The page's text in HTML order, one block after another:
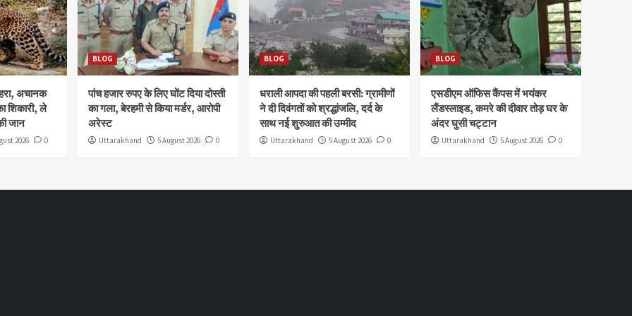
अचानक
शिकारी, ले
जान
2026 0
BLOG
पांच हजार रुपए के लिए घोंट दिया दोस्ती
का गला, बेरहमी से किया मर्डर, आरोपी
अरेस्ट
Uttarakhand 5 August 2026 0
BLOG
धराली आपदा की पहली बरसी: ग्रामीणों
ने दी दिवंगतों को श्रद्धांजलि, दर्द के
साथ नई शुरुआत की उम्मीद
Uttarakhand 5 August 2026 0
BLOG
एसडीएम ऑफिस कैंपस में भयंकर
लैंडस्लाइड, कमरे की दीवार तोड़ घर के
अंदर घुसी चट्टान
Uttarakhand 5 August 2026 0